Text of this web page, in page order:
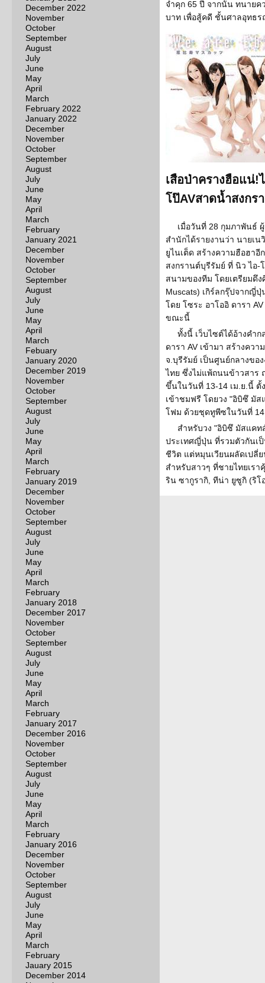
December 2022
November
October
September
August
July
June
May
April
March
February 2022
January 2022
December
November
October
September
August
July
June
May
April
March
February
January 2021
December
November
October
September
August
July
June
May
April
March
Febuary
January 2020
December 2019
November
October
September
August
July
June
May
April
March
February
January 2019
December
November
October
September
August
July
June
May
April
March
February
January 2018
December 2017
November
October
September
August
July
June
May
April
March
February
January 2017
December 2016
November
October
September
August
July
June
May
April
March
February
January 2016
December
November
October
September
August
July
June
May
April
March
February
Jauary 2015
December 2014
จำคุก 65 ปี จากนั้น ทนาย
บาท เพื่อสู้คดี ชั้นศาลอุทธ
เสือป่าครางฮือแน่!
โป๊AVสาดน้ำสงกร
เมื่อวันที่ 28 กุมภาพันธ์
สำนักได้รายงานว่า นายเ
ยูไนเต็ด สร้างความฮือฮาอี
สงกรานต์บุรีรัมย์ ที่ นิว ไอ-
สนามของทีม โดยเตรียมดึ
Muscats) เกิร์ลกรุ๊ปจากญี่
โดย โซระ อาโออิ ดารา
ขณะนี้
ทั้งนี้ เว็บไซต์ได้อ้างคำ
ดารา AV เข้ามา สร้างคว
จ.บุรีรัมย์ เป็นศูนย์กลางขอ
ไทย ซึ่งไม่แพ้ถนนข้าวสาร
ขึ้นในวันที่ 13-14 เม.ย.นี้ ตั้
เข้าชมฟรี โดยวง "อิบิซึ มั
โฟม ด้วยชุดทูพีซในวันที่ 14
สำหรับวง "อิบิซึ มัสแคท
ประเทศญี่ปุ่น ที่รวมตัวกันเ
ชีวิต แต่หมุนเวียนผลัดเปลี่
สำหรับสาวๆ ที่ชายไทยเร
ริน ซากูรากิ, ทีน่า ยูซูกิ (ริโ